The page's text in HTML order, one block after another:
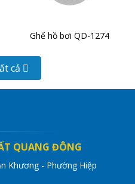
Ghế hồ bơi QD-1274
cả
QUANG ĐÔNG
Khương - Phường Hiệp